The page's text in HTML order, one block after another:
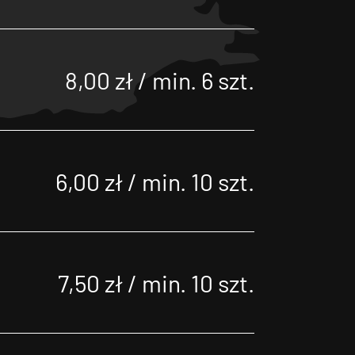
8,00 zł / min. 6 szt.
6,00 zł / min. 10 szt.
7,50 zł / min. 10 szt.